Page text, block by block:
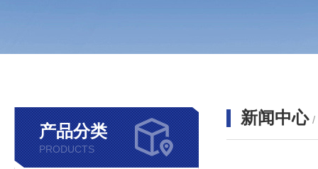
产品分类
PRODUCTS
新闻中心 /